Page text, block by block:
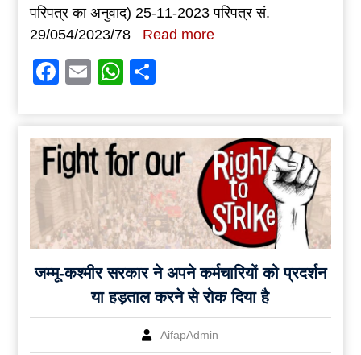
परिपत्र का अनुवाद) 25-11-2023 परिपत्र सं.
29/054/2023/78
Read more
Facebook
EmailWhatsApp
जम्मू-कश्मीर सरकार ने अपने कर्मचारियों को प्रदर्शन
या हड़ताल करने से रोक दिया है
AifapAdmin